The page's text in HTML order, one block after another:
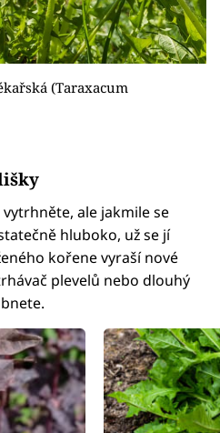
(Taraxacum
ale jakmile se
hluboko, už se jí
kořene vyraší nové
plevelů nebo dlouhý